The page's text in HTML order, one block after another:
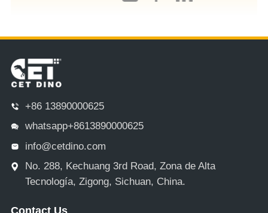
+86 13890000625
whatsapp+8613890000625
info@cetdino.com
No. 288, Kechuang 3rd Road, Zona de Alta
Tecnología, Zigong, Sichuan, China.